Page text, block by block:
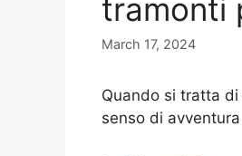
tramonti
March 17, 2024
Quando si tratta di
senso di